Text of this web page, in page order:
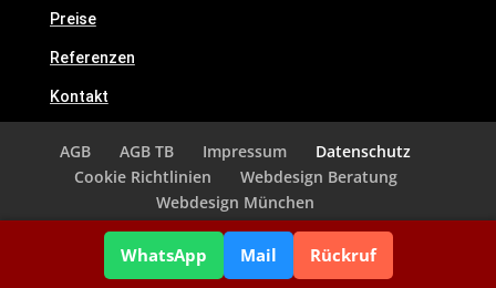
Preise
Referenzen
Kontakt
AGB AGB TB Impressum
Datenschutz
Cookie Richtlinien
Webdesign Beratung
Webdesign München
Created by Media Present itself.
WhatsApp Mail Rückruf